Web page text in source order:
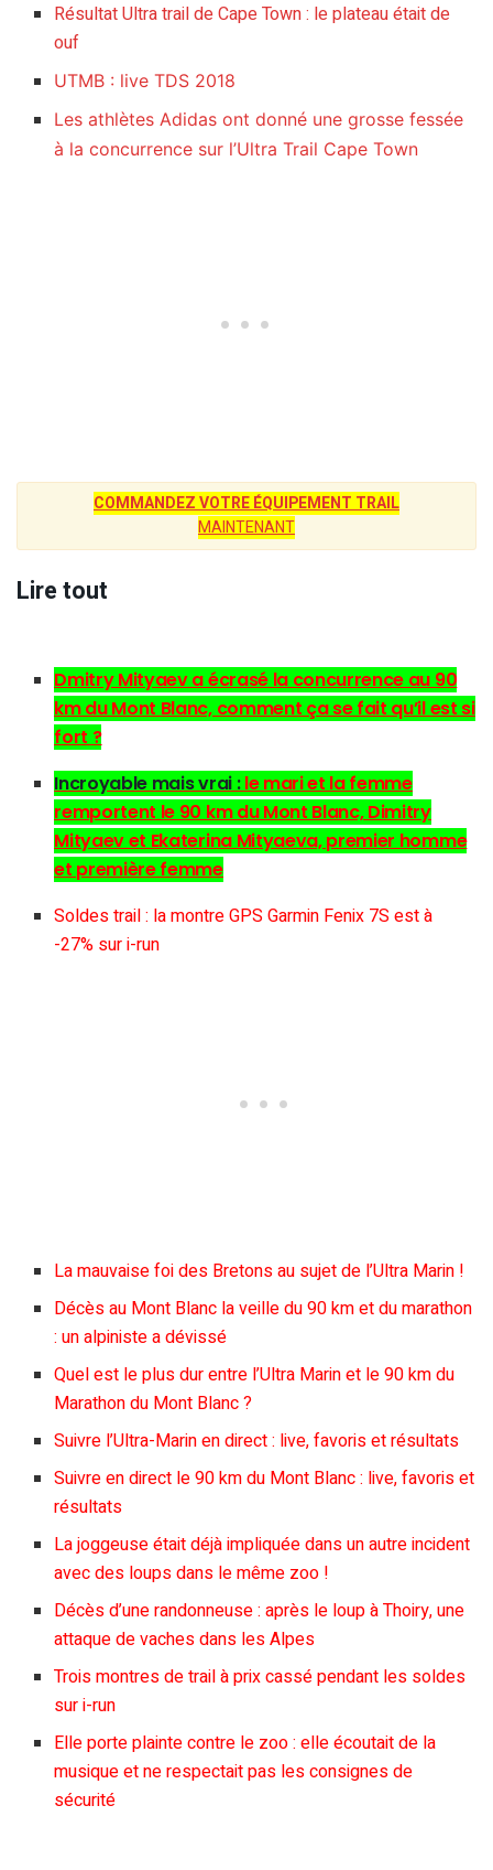
Résultat Ultra trail de Cape Town : le plateau était de
ouf
UTMB : live TDS 2018
Les athlètes Adidas ont donné une grosse fessée
à la concurrence sur l’Ultra Trail Cape Town
COMMANDEZ VOTRE ÉQUIPEMENT TRAIL
MAINTENANT
Lire tout
Dmitry Mityaev a écrasé la concurrence au 90
km du Mont Blanc, comment ça se fait qu’il est si
fort ?
Incroyable mais vrai :le mari et la femme
remportent le 90 km du Mont Blanc, Dimitry
Mityaev et Ekaterina Mityaeva, premier homme
et première femme
Soldes trail : la montre GPS Garmin Fenix 7S est à
-27% sur i-run
La mauvaise foi des Bretons au sujet de l’Ultra Marin !
Décès au Mont Blanc la veille du 90 km et du marathon
: un alpiniste a dévissé
Quel est le plus dur entre l’Ultra Marin et le 90 km du
Marathon du Mont Blanc ?
Suivre l’Ultra-Marin en direct : live, favoris et résultats
Suivre en direct le 90 km du Mont Blanc : live, favoris et
résultats
La joggeuse était déjà impliquée dans un autre incident
avec des loups dans le même zoo !
Décès d’une randonneuse : après le loup à Thoiry, une
attaque de vaches dans les Alpes
Trois montres de trail à prix cassé pendant les soldes
sur i-run
Elle porte plainte contre le zoo : elle écoutait de la
musique et ne respectait pas les consignes de
sécurité